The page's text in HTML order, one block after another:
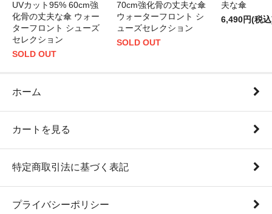
UVカット95% 60cm強
化骨の丈夫な傘 ウォー
ターフロント シューズ
セレクション
SOLD OUT
70cm強化骨の丈夫な傘
ウォーターフロント シ
ューズセレクション
SOLD OUT
夫な傘
6,490円(税
ホーム
カートを見る
特定商取引法に基づく表記
プライバシーポリシー